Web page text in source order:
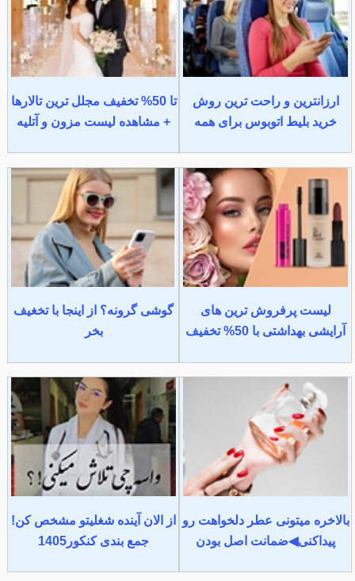
ارزانترین و راحت ترین روش
خرید بلیط اتوبوس برای همه
تا 50% تخفیف مجلل ترین تالارها
+ مشاهده لیست مزون و آتلیه
لیست پرفروش ترین های
آرایشی بهداشتی با 50% تخفیف
گوشی گرونه؟ از اینجا با تخغیف
بخر
بالاخره میتونی عطر دلخواهت رو
پیداکنی◀ضمانت اصل بودن
از الان آینده شغلیتو مشخص کن!
جمع بندی کنکور1405